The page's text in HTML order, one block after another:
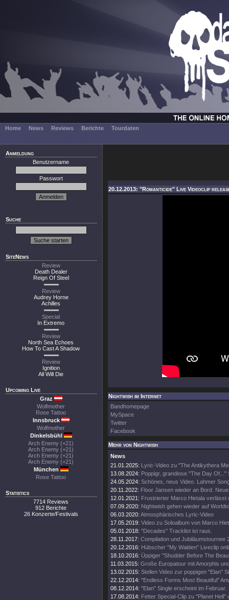
Home News Reviews Berichte Tourdaten
Anmeldung
Benutzername
Passwort
Suche
SiteNews
Review
Death Dealer
Reign Of Steel
Review
Audrey Horne
Achilles
Special
In Extremo
Review
North Sea Echoes
How To Cast A Shadow
Review
Ignition
All Will Die
Upcoming Live
Graz
Wolfmother
Rose Tattoo
Innsbruck
Wolfmother
Dinkelsbühl
Arch Enemy (+21)
Arch Enemy (+21)
Arch Enemy (+21)
Arch Enemy (+21)
München
Rose Tattoo
Statistics
7714 Reviews
912 Berichte
26 Konzerte/Festivals
20.12.2013: "Romanticide" Live Videoclip
Nightwish im Internet
Bandhomepage
MySpace
Twitter
Facebook
Mehr von Nightwish
News
21.01.2025: Lyric-Video zu "The Antikythera
13.08.2024: Poppigr, grandiose "The Day Of..."
24.05.2024: Schönes, neus Video. Lahmer
20.11.2022: Floor Jansen wieder an Bord.
12.01.2021: Frustrierter Marco Hietala verlässt
07.09.2020: Nightwish gehen wieder auf
06.03.2020: Atmosphärisches Lyric-Video
17.05.2019: Video zu Soloalbum von Marco
05.01.2018: "Decades" Tracklist ist raus.
28.11.2017: Compilation und Jubiläumstournee
20.12.2016: Hübscher "My Walden" Liveclip
18.10.2016: Üppiger "Shudder Before The
11.03.2015: Große Europatour mit Amorphis
13.02.2015: Stellen Video zur poppigen "Elan"
22.12.2014: "Endless Forms Most Beautiful"
08.12.2014: "Elan" Single erscheint im Februar.
17.08.2014: Fetter Special-Clip zu "Planet Hell"